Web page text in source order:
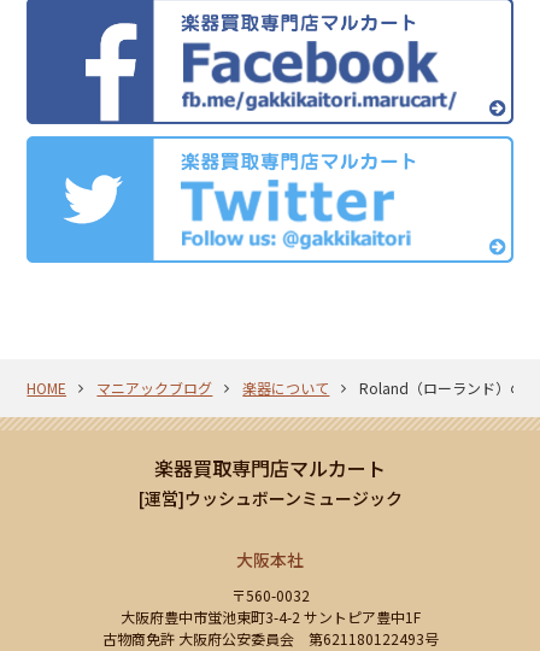
HOME マニアックブログ 楽器について Roland（ローランド）の
楽器買取専門店マルカート
[運営]ウッシュボーンミュージック
大阪本社
〒560-0032
大阪府豊中市蛍池東町3-4-2 サントピア豊中1F
古物商免許 大阪府公安委員会 第621180122493号